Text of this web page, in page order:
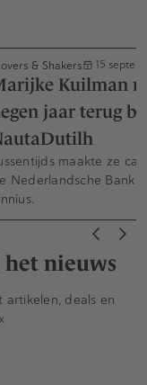
& Shakers 15
Kuilman
jaar terug bij
maakte ze
Nederlandsche Bank
nieuws
deals en